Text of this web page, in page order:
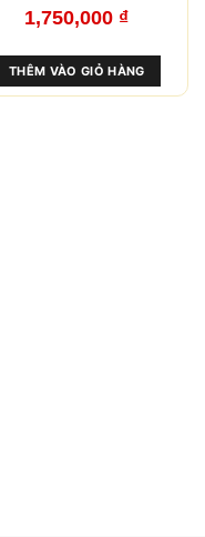
1,750,000 ₫
THÊM VÀO GIỎ HÀNG